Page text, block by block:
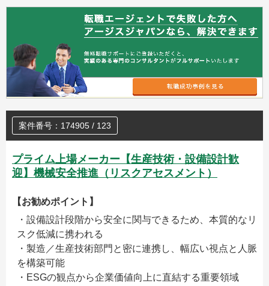
案件番号：174905 / 123
プライム上場メーカー【生産技術・設備設計歓
迎】機械安全推進（リスクアセスメント）
【お勧めポイント】
・設備設計段階から安全に関与できるため、本質的なリ
スク低減に携われる
・製造／生産技術部門と密に連携し、幅広い視点と人脈
を構築可能
・ESGの観点から企業価値向上に直結する重要領域